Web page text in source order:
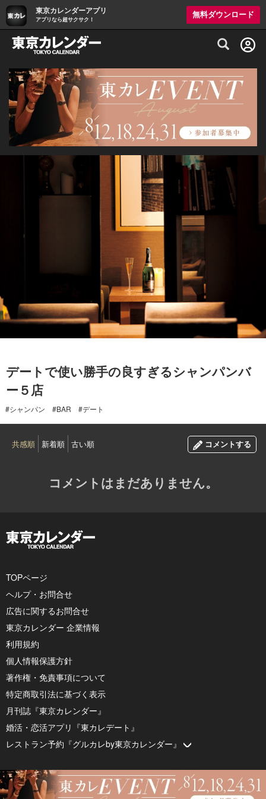
東京カレンダーアプリ
アプリなら超サクサク！
無料ダウンロード
グルメ情報・プレミアムレストラン予約
デートで使い勝手の良すぎるシャンパンバ
ー５店
#シャンパン #BAR #デート
共感順 新着順 古い順 コメントする
コメントはまだありません。
TOPページ
ヘルプ・お問合せ
広告に関するお問合せ
東京カレンダー 企業情報
利用規約
個人情報保護方針
著作権・免責事項について
特定商取引法に基づく表示
月刊誌『東京カレンダー』
婚活・恋活アプリ『東カレデート』
レストラン予約『グルカレby東京カレンダー』